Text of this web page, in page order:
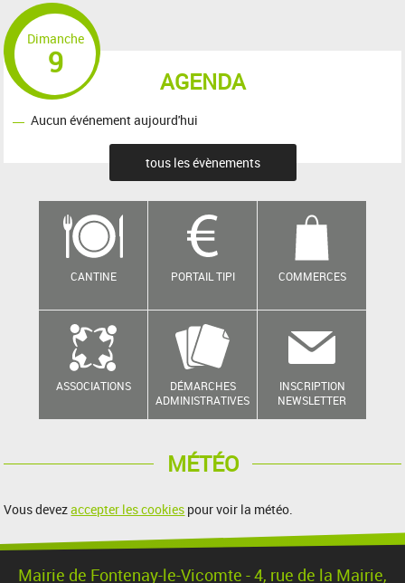
AGENDA
Dimanche
9
Aucun événement aujourd'hui
tous les évènements
CANTINE PORTAIL TIPI COMMERCES
ASSOCIATIONS
DÉMARCHES
ADMINISTRATIVES
INSCRIPTION
NEWSLETTER
MÉTÉO
Vous devezaccepter les cookies pour voir la météo.
Mairie de Fontenay-le-Vicomte - 4, rue de la Mairie,